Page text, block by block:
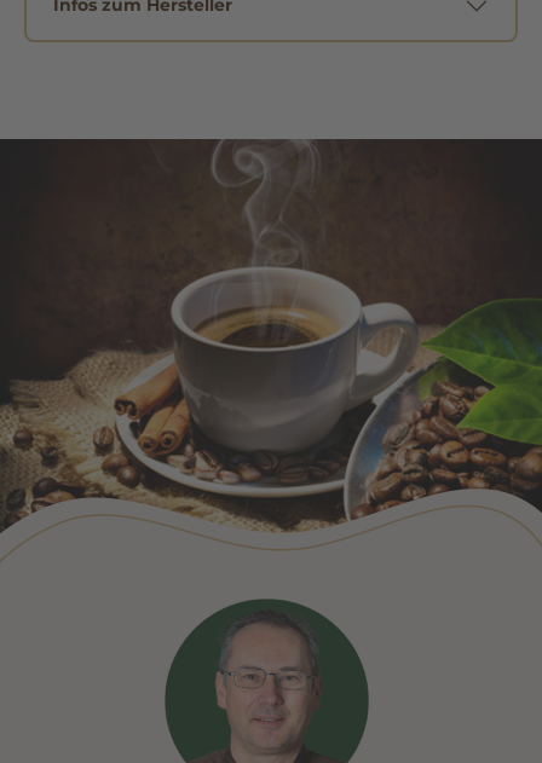
Infos zum Hersteller